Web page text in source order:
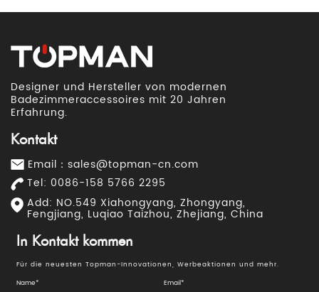
Designer und Hersteller von modernen
Badezimmeraccessoires mit 20 Jahren
Erfahrung.
Kontakt
Email： sales@topman-cn.com
Tel: 0086-158 5766 2295
Add: NO.549 Xiahongyang, Zhongyang,
Fengjiang, Luqiao Taizhou, Zhejiang, China
In Kontakt kommen
Für die neuesten Topman-Innovationen, Werbeaktionen und mehr.